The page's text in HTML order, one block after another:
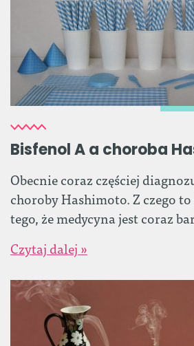
Bisfenol A a choroba
Obecnie coraz częściej
choroby Hashimoto. Z czego
tego, że medycyna jest coraz
Czytaj dalej »